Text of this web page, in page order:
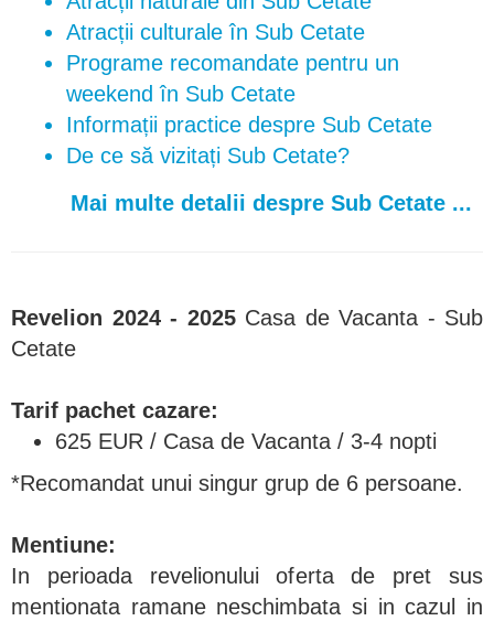
Atracții culturale în Sub Cetate
Programe recomandate pentru un
weekend în Sub Cetate
Informații practice despre Sub Cetate
De ce să vizitați Sub Cetate?
Mai multe detalii despre Sub Cetate ...
Revelion 2024 - 2025 Casa de Vacanta - Sub
Cetate
Tarif pachet cazare:
625 EUR / Casa de Vacanta / 3-4 nopti
*Recomandat unui singur grup de 6 persoane.
Mentiune:
In perioada revelionului oferta de pret sus
mentionata ramane neschimbata si in cazul in